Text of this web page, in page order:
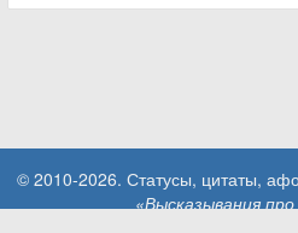
© 2010-2026. Статусы, цитаты,
«Высказывания